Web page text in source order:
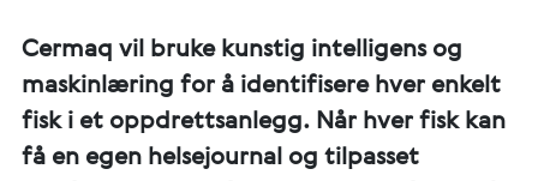
Cermaq vil bruke kunstig intelligens og
maskinlæring for å identifisere hver enkelt
fisk i et oppdrettsanlegg. Når hver fisk kan
få en egen helsejournal og tilpasset